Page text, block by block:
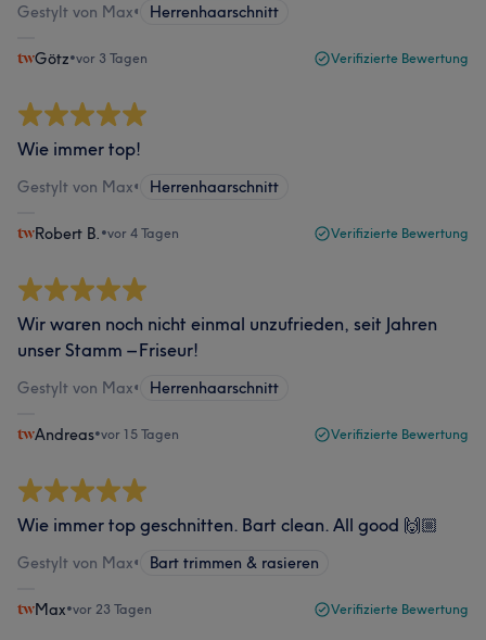
Gestylt von Max• Herrenhaarschnitt
Götz•vor 3 Tagen Verifizierte Bewertung
Wie immer top!
Gestylt von Max• Herrenhaarschnitt
Robert B. •vor 4 Tagen Verifizierte Bewertung
Wir waren noch nicht einmal unzufrieden, seit Jahren
unser Stamm – Friseur!
Gestylt von Max• Herrenhaarschnitt
Andreas•vor 15 Tagen Verifizierte Bewertung
Wie immer top geschnitten. Bart clean. All good 🙌🏼
Gestylt von Max• Bart trimmen & rasieren
Max•vor 23 Tagen Verifizierte Bewertung